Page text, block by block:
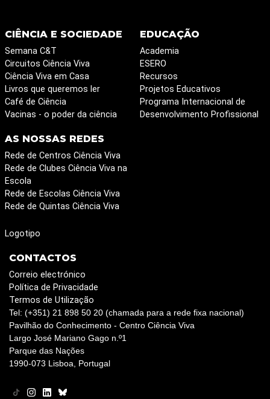
CIÊNCIA E SOCIEDADE
Semana C&T
Circuitos Ciência Viva
Ciência Viva em Casa
Livros que queremos ler
Café de Ciência
Vacinas - o poder da ciência
EDUCAÇÃO
Academia
ESERO
Recursos
Projetos Educativos
Programa Internacional de
Desenvolvimento Profissional
AS NOSSAS REDES
Rede de Centros Ciência Viva
Rede de Clubes Ciência Viva na
Escola
Rede de Escolas Ciência Viva
Rede de Quintas Ciência Viva
Logotipo
CONTACTOS
Correio electrónico
Política de Privacidade
Termos de Utilização
Tel: (+351) 21 898 50 20 (chamada para a rede fixa nacional)
Pavilhão do Conhecimento - Centro Ciência Viva
Largo José Mariano Gago n.º1
Parque das Nações
1990-073 Lisboa, Portugal